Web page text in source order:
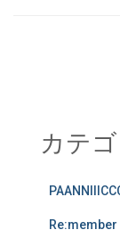
カテ
Re:member